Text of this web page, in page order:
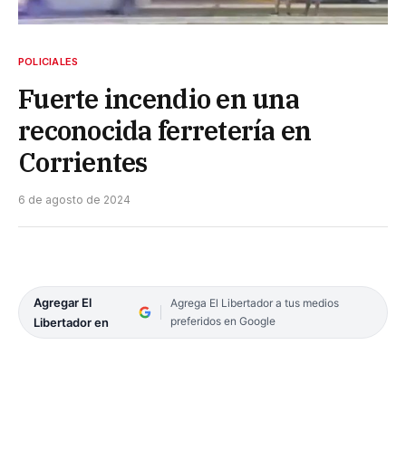
POLICIALES
Fuerte incendio en una
reconocida ferretería en
Corrientes
6 de agosto de 2024
Agregar El
Libertador en
Agrega El Libertador a tus medios
preferidos en Google